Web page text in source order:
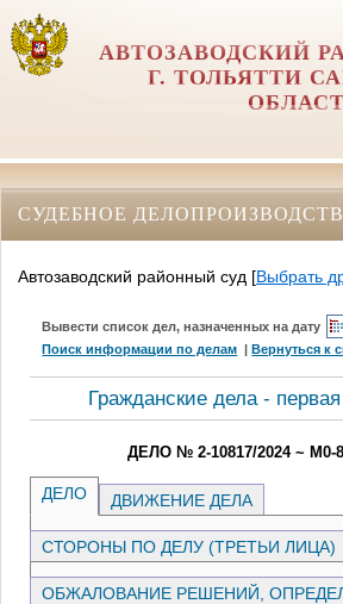
АВТОЗАВОДСКИЙ
Г. ТОЛЬЯТТИ
СУДЕБНОЕ
Автозаводский районный суд [Выбрать
Вывести список дел, назначенных на дату
Поиск информации по делам |Вернуться к
Гражданские дела -
ДЕЛО № 2-10817/2024 ~ М0-
ДЕЛО ДВИЖЕНИЕ ДЕЛА
СТОРОНЫ ПО ДЕЛУ (ТРЕТЬИ ЛИЦА)
ОБЖАЛОВАНИЕ РЕШЕНИЙ,